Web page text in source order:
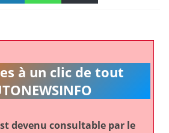
pt
à un clic de tout
devenu consultable par le